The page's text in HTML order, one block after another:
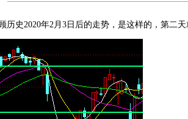
历史2020年2月3日后的走势，是这样的，第二